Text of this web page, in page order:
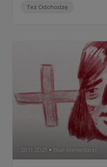
Też Odchodzę
29.11.2021 ● Brak komentarzy